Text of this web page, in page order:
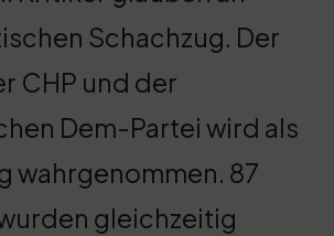
Schachzug. Der
CHP und der
Dem-Partei wird als
wahrgenommen. 87
gleichzeitig